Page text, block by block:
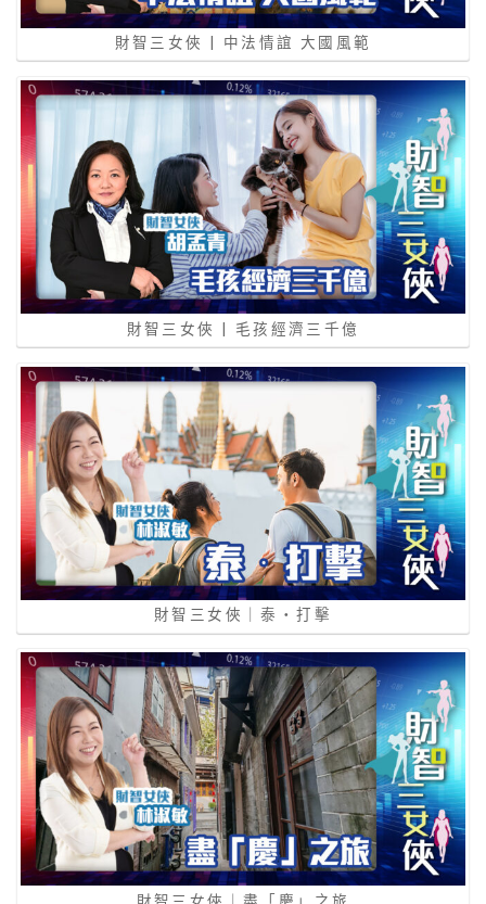
財智三女俠 | 中法情誼 大國風範
財智三女俠 | 毛孩經濟三千億
財智三女俠｜泰‧打擊